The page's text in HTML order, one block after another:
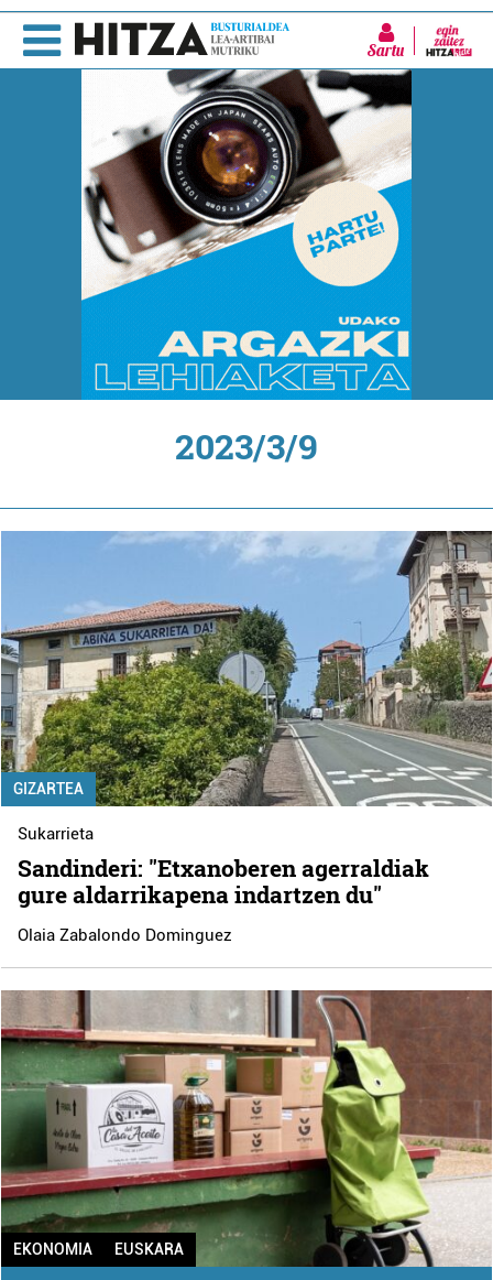
Sartu
2023/3/9
GIZARTEA
Sukarrieta
Sandinderi: "Etxanoberen agerraldiak
gure aldarrikapena indartzen du"
Olaia Zabalondo Dominguez
EKONOMIA EUSKARA